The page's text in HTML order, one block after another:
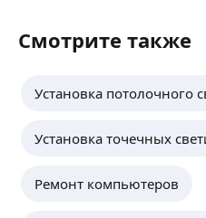
Смотрите также
Установка потолочного
Установка точечных
Ремонт компьютеров